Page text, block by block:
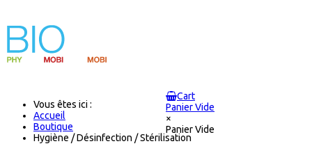
Cart
Panier Vide
×
Panier Vide
Vous êtes ici :
Accueil
Boutique
Hygiène / Désinfection / Stérilisation